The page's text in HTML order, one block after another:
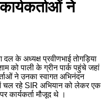
ने
दल के अध्यक्ष प्रवीणभाई तोगड़िया
को पाली के ग्रीन पार्क पहुंचे जहां
ने उनका स्वागत अभिनंदन
चल रहे SIR अभियान को लेकर एक
कार्यकर्ता मौजूद थे ।